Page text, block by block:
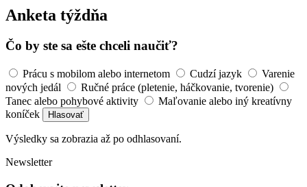
Anketa týždňa
Čo by ste sa ešte chceli naučiť?
Prácu s mobilom alebo internetom Cudzí jazyk
Varenie
nových jedál
Ručné práce (pletenie, háčkovanie, tvorenie)
Tanec alebo pohybové aktivity
Maľovanie alebo iný kreatívny
koníček
Hlasovať
Výsledky sa zobrazia až po odhlasovaní.
Newsletter